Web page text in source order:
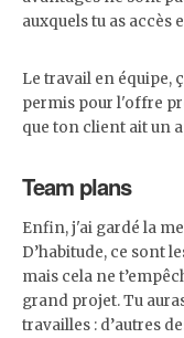
auxquels tu as accès
Le travail en équipe,
permis pour l'offre
que ton client ait un
Team plans
Enfin, j'ai gardé la
D’habitude, ce sont
mais cela ne
grand projet. Tu
travailles : d’autres